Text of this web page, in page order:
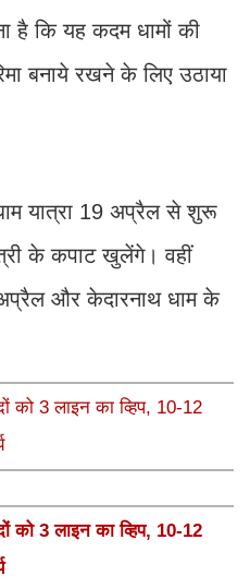
है कि यह कदम धामों की
बनाये रखने के लिए उठाया
यात्रा 19 अप्रैल से शुरू
के कपाट खुलेंगे। वहीं
और केदारनाथ धाम के
को 3 लाइन का व्हिप, 10-12
को 3 लाइन का व्हिप, 10-12